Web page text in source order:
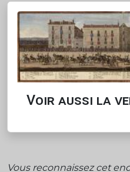
Voir aussi la
Vous reconnaissez cet